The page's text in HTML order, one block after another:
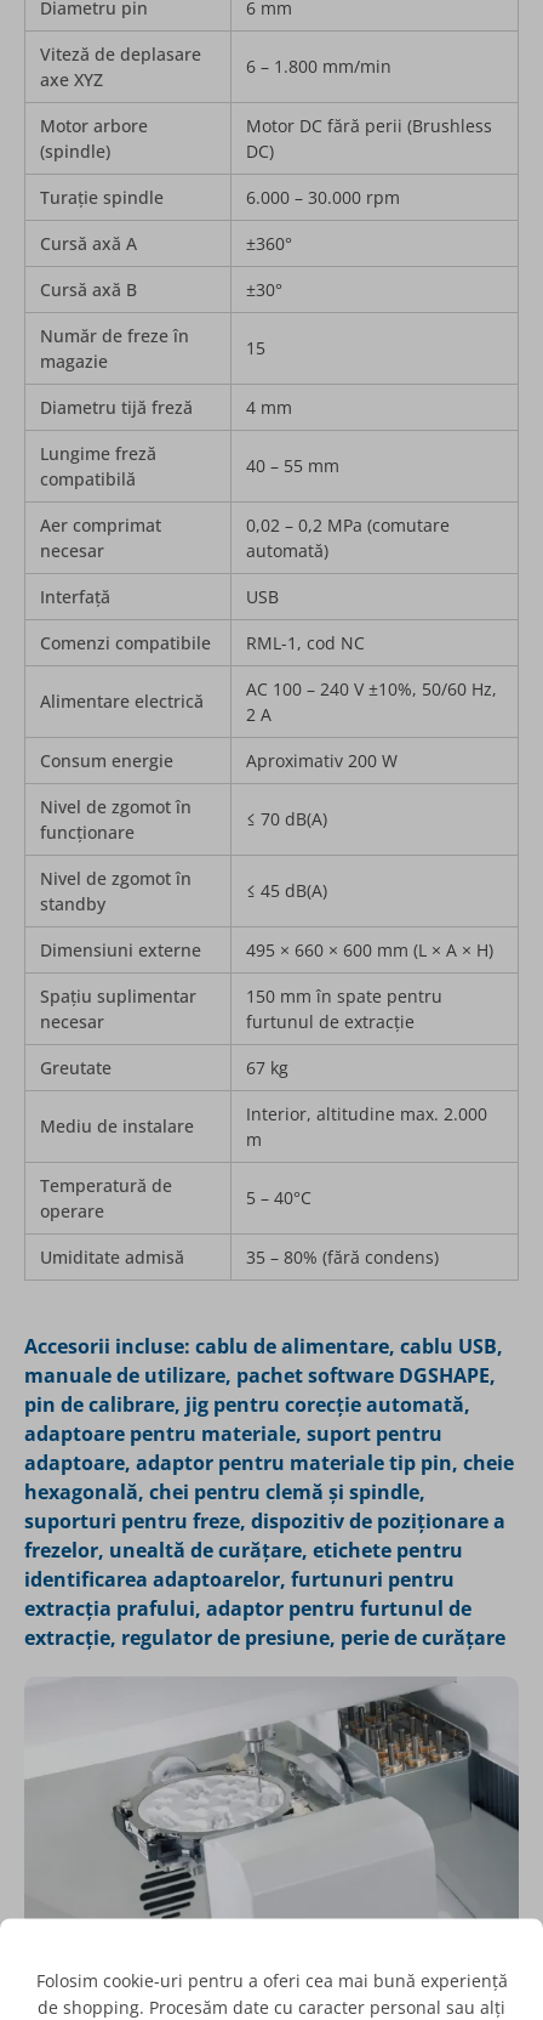
Diametru pin
6 mm
Viteză de deplasare
axe XYZ
6 – 1.800 mm/min
Motor arbore
(spindle)
Motor DC fără perii (Brushless
DC)
Turație spindle
6.000 – 30.000 rpm
Cursă axă A
±360°
Cursă axă B
±30°
Număr de freze în
magazie
15
Diametru tijă freză
4 mm
Lungime freză
compatibilă
40 – 55 mm
Aer comprimat
necesar
0,02 – 0,2 MPa (comutare
automată)
Interfață
USB
Comenzi compatibile
RML-1, cod NC
Alimentare electrică
AC 100 – 240 V ±10%, 50/60 Hz,
2 A
Consum energie
Aproximativ 200 W
Nivel de zgomot în
funcționare
≤ 70 dB(A)
Nivel de zgomot în
standby
≤ 45 dB(A)
Dimensiuni externe
495 × 660 × 600 mm (L × A × H)
Spațiu suplimentar
necesar
150 mm în spate pentru
furtunul de extracție
Greutate
67 kg
Mediu de instalare
Interior, altitudine max. 2.000
m
Temperatură de
operare
5 – 40°C
Umiditate admisă 35 – 80% (fără condens)
Accesorii incluse: cablu de alimentare, cablu USB,
manuale de utilizare, pachet software DGSHAPE,
pin de calibrare, jig pentru corecție automată,
adaptoare pentru materiale, suport pentru
adaptoare, adaptor pentru materiale tip pin, cheie
hexagonală, chei pentru clemă și spindle,
suporturi pentru freze, dispozitiv de poziționare a
frezelor, unealtă de curățare, etichete pentru
identificarea adaptoarelor, furtunuri pentru
extracția prafului, adaptor pentru furtunul de
extracție, regulator de presiune, perie de curățare
Avantaje principale pentru laboratoarele dentare
Folosim cookie-uri pentru a oferi cea mai bună experiență
de shopping. Procesăm date cu caracter personal sau alți